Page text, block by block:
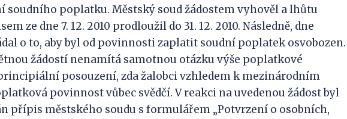
soudního poplatku. Městský soud žádostem vyhověl a lhůtu
ze dne 7. 12. 2010 prodloužil do 31. 12. 2010. Následně, dne
o to, aby byl od povinnosti zaplatit soudní poplatek osvobozen.
žádostí nenamítá samotnou otázku výše poplatkové
posouzení, zda žalobci vzhledem k mezinárodním
povinnost vůbec svědčí. V reakci na uvedenou žádost byl
přípis městského soudu s formulářem „Potvrzení o osobních,